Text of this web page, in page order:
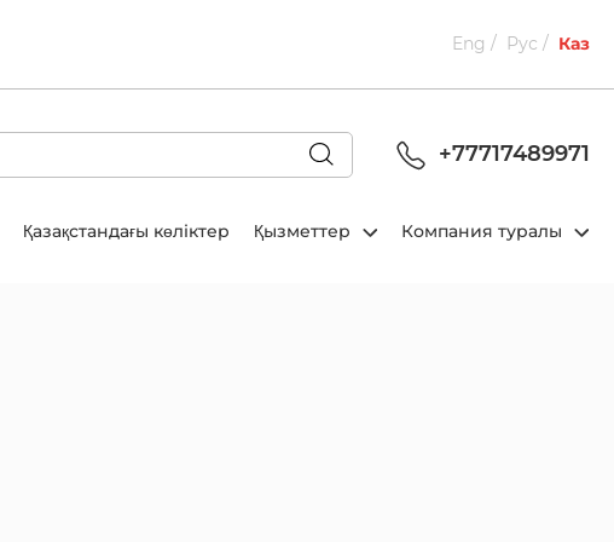
Eng Рус Каз
+77717489971
Қазақстандағы көліктер Қызметтер Компания туралы